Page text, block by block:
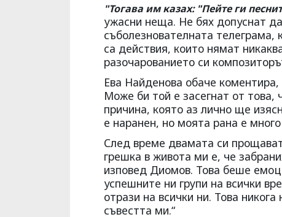
"Тогава им казах: "Пейте ги
ужасни неща. Не бях допуснат
съболезнователната телеграма,
са действия, които нямат
разочарованието си
Ева Найденова обаче
Може би той е засегнат от това,
причина, която аз лично ще
е наранен, но моята рана е
След време двамата си
грешка в живота ми е, че
изповед Диомов. Това беше
успешните ни групи на всички
отрази на всички ни. Това
съвестта ми.“